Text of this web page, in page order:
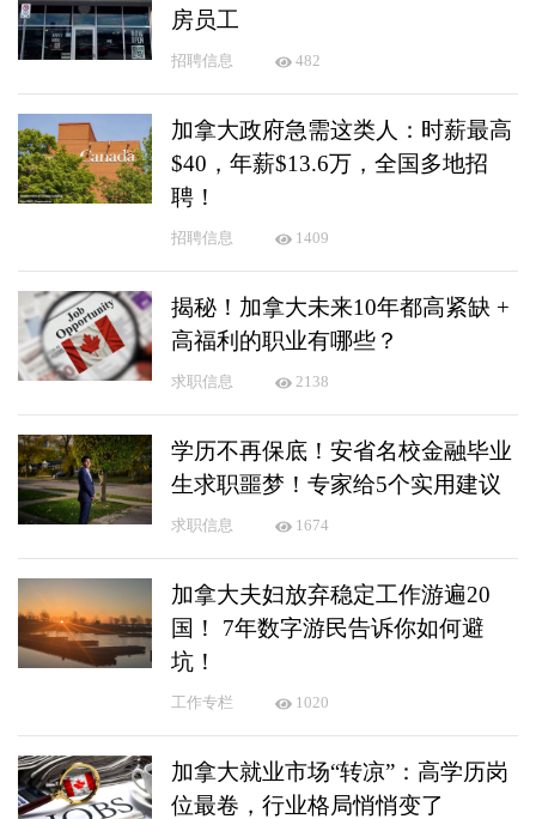
房员工
招聘信息 482
加拿大政府急需这类人：时薪最高
$40，年薪$13.6万，全国多地招
聘！
招聘信息 1409
揭秘！加拿大未来10年都高紧缺 +
高福利的职业有哪些？
求职信息 2138
学历不再保底！安省名校金融毕业
生求职噩梦！专家给5个实用建议
求职信息 1674
加拿大夫妇放弃稳定工作游遍20
国！ 7年数字游民告诉你如何避
坑！
工作专栏 1020
加拿大就业市场“转凉”：高学历岗
位最卷，行业格局悄悄变了